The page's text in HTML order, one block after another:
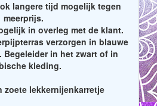
langere tijd mogelijk tegen
meerprijs.
in overleg met de klant.
verzorgen in blauwe
Begeleider in het zwart of in
kleding.
zoete lekkernijenkarretje